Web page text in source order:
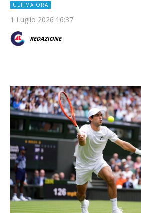
ULTIMA ORA
1 Luglio 2026 16:37
REDAZIONE